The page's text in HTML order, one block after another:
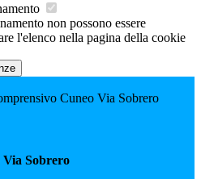
non possono essere
l'elenco nella pagina della cookie
Cuneo Via Sobrero
Sobrero